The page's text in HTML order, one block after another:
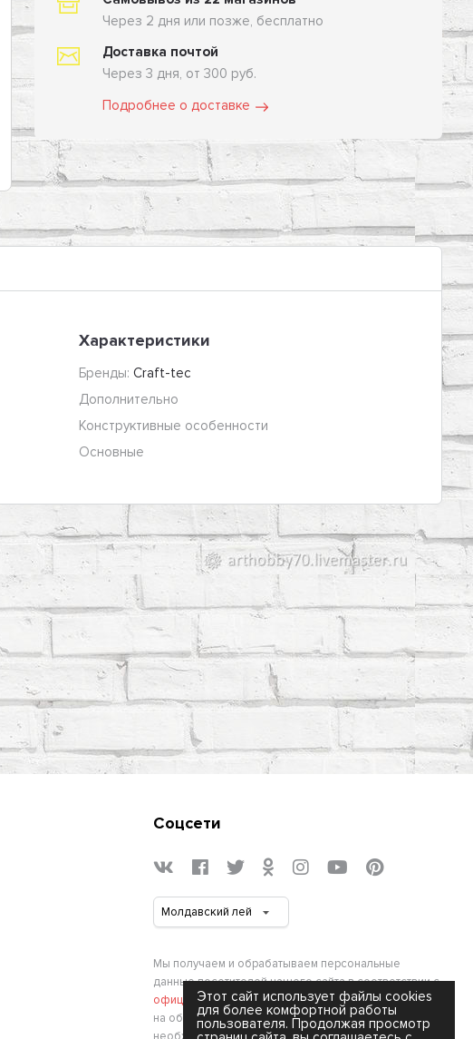
Этот сайт использует файлы cookies
для более комфортной работы
пользователя. Продолжая просмотр
Через 2 дня или позже, бесплатно
Доставка почтой
Через 3 дня, от 300 руб.
Подробнее о доставке
Характеристики
Бренды: Craft-tec
Дополнительно
Конструктивные особенности
Основные
Соцсети
Мы получаем и обрабатываем персональные
данные посетителей нашего сайта в соответствии с
официальной политикой. Если вы не даете согласия
на обработку своих персональных данных,вам